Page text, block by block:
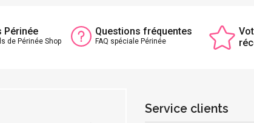
Périnée
de Périnée Shop
Questions fréquentes
FAQ spéciale Périnée
Service clients